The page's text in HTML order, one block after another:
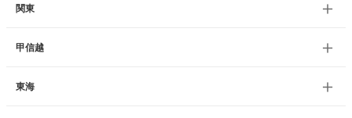
関東
甲信越
東海